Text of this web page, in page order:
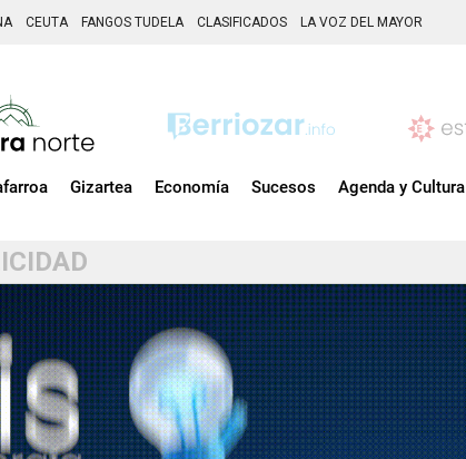
CEUTA FANGOS TUDELA CLASIFICADOS LA VOZ DEL MAYOR
Gizartea Economía Sucesos Agenda y Cultura